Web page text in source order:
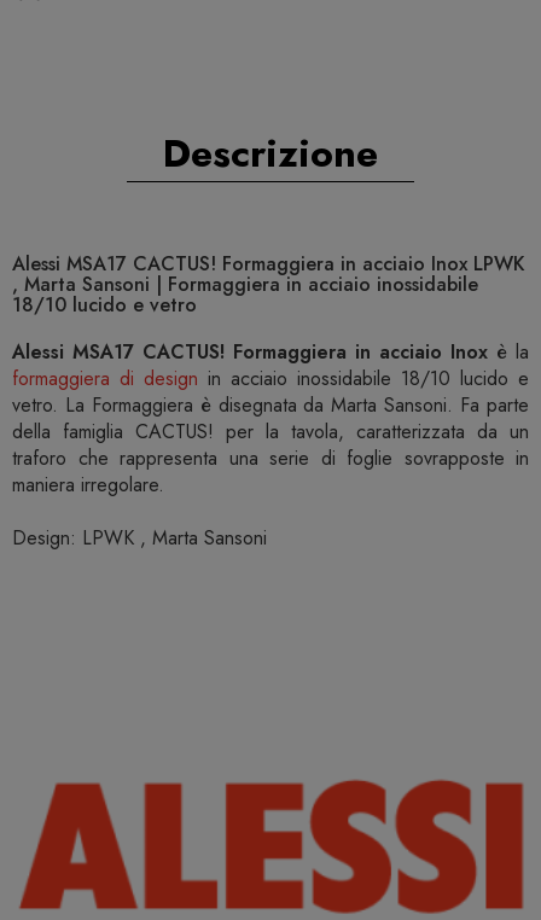
Descrizione
Alessi MSA17 CACTUS! Formaggiera in acciaio Inox LPWK
, Marta Sansoni | Formaggiera in acciaio inossidabile
18/10 lucido e vetro
Alessi MSA17 CACTUS! Formaggiera in acciaio Inox è la
formaggiera di design in acciaio inossidabile 18/10 lucido e
vetro. La Formaggiera è disegnata da Marta Sansoni. Fa parte
della famiglia CACTUS! per la tavola, caratterizzata da un
traforo che rappresenta una serie di foglie sovrapposte in
maniera irregolare.
Design: LPWK , Marta Sansoni